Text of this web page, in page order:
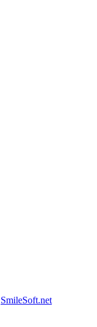
SmileSoft.net